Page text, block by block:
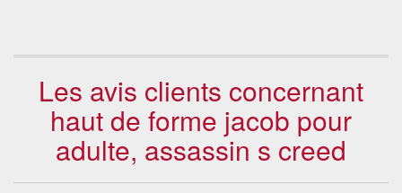
Les avis clients concernant
haut de forme jacob pour
adulte, assassin s creed